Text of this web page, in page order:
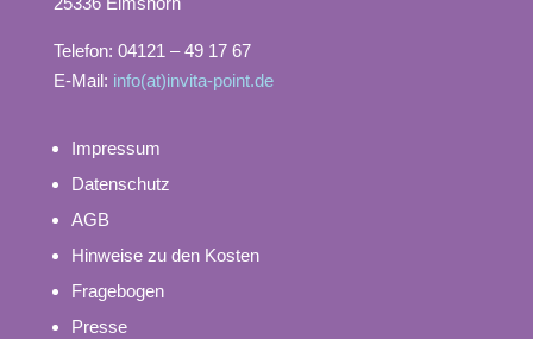
Telefon: 04121 – 49 17 67
E-Mail: info(at)invita-point.de
Impressum
Datenschutz
AGB
Hinweise zu den Kosten
Fragebogen
Presse